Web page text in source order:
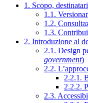
1. Scopo,
1.1.
1.2.
1.3.
2. Introduzione al
2.1. Design
government)
2.2.
2.2.1.
2.2.2.
2.3.